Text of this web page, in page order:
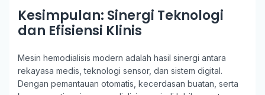
Kesimpulan: Sinergi Teknologi
dan Efisiensi Klinis
Mesin hemodialisis modern adalah hasil sinergi antara
rekayasa medis, teknologi sensor, dan sistem digital.
Dengan pemantauan otomatis, kecerdasan buatan, serta